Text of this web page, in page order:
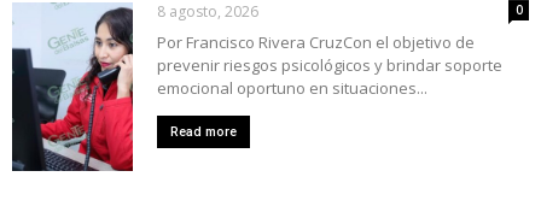
8 agosto, 2026 0
Por Francisco Rivera CruzCon el objetivo de
prevenir riesgos psicológicos y brindar soporte
emocional oportuno en situaciones...
Read more